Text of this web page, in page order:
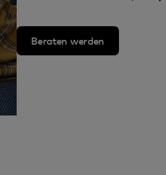
Beraten werden